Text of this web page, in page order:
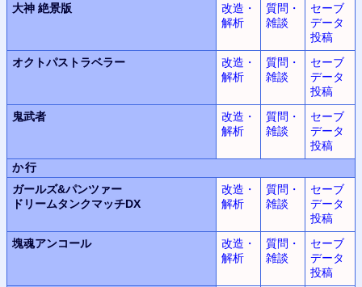
大神 絶景版
改造・
解析
質問・
雑談
セーブ
データ
投稿
オクトパストラベラー
改造・
解析
質問・
雑談
セーブ
データ
投稿
鬼武者
改造・
解析
質問・
雑談
セーブ
データ
投稿
か行
ガールズ&パンツァー
ドリームタンクマッチDX
改造・
解析
質問・
雑談
セーブ
データ
投稿
塊魂アンコール
改造・
解析
質問・
雑談
セーブ
データ
投稿